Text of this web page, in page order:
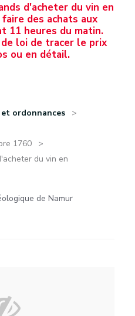
d'acheter du vin en
des achats aux
11 heures du matin.
loi de tracer le prix
ou en détail.
ordonnances
1760
du vin en
de Namur